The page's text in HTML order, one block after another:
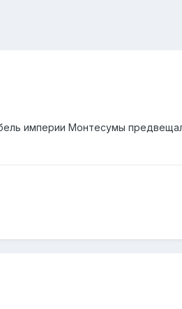
империи Монтесумы